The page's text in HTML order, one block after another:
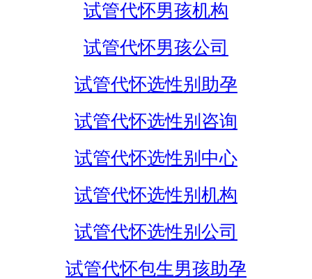
试管代怀男孩机构
试管代怀男孩公司
试管代怀选性别助孕
试管代怀选性别咨询
试管代怀选性别中心
试管代怀选性别机构
试管代怀选性别公司
试管代怀包生男孩助孕